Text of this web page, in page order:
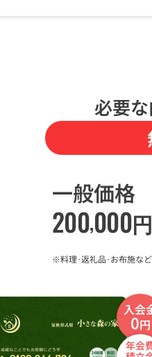
必要な
一般価格
200,000円
※料理･返礼品･お布施など
入会
0円
年会